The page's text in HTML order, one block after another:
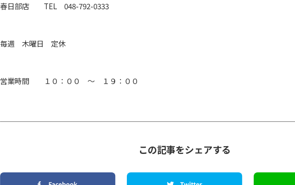
春日部店 TEL 048-792-0333
毎週 木曜日 定休
営業時間 １０：００ ～ １９：００
この記事をシェアする